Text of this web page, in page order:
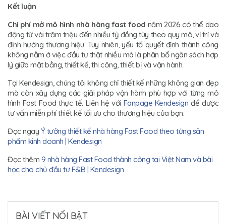
Kết luận
Chi phí mở mô hình nhà hàng fast food năm 2026 có thể dao
động từ vài trăm triệu đến nhiều tỷ đồng tùy theo quy mô, vị trí và
định hướng thương hiệu. Tuy nhiên, yếu tố quyết định thành công
không nằm ở việc đầu tư thật nhiều mà là phân bổ ngân sách hợp
lý giữa mặt bằng, thiết kế, thi công, thiết bị và vận hành.
Tại Kendesign, chúng tôi không chỉ thiết kế những không gian đẹp
mà còn xây dựng các giải pháp vận hành phù hợp với từng mô
hình Fast Food thực tế. Liên hệ với Fanpage Kendesign để được
tư vấn miễn phí thiết kế tối ưu cho thương hiệu của bạn.
Đọc ngay Ý tưởng thiết kế nhà hàng Fast Food theo từng sản
phẩm kinh doanh | Kendesign
Đọc thêm 9 nhà hàng Fast Food thành công tại Việt Nam và bài
học cho chủ đầu tư F&B | Kendesign
BÀI VIẾT NỔI BẬT